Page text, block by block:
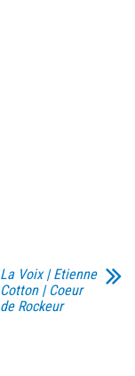
La Voix | Etienne
Cotton | Coeur
de Rockeur